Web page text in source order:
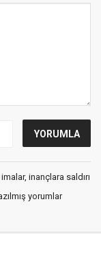
inançlara saldırı
yorumlar